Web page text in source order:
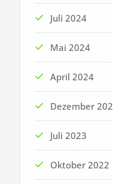
Juli 2024
Mai 2024
April 2024
Dezember
Juli 2023
Oktober 2022